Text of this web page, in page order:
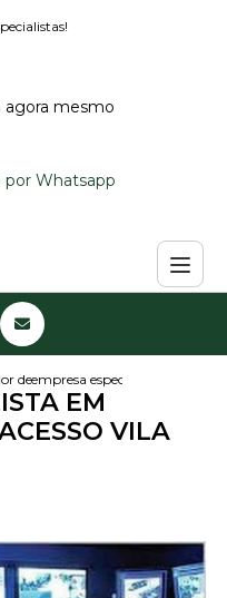
agora mesmo
por Whatsapp
de acesso portaria
empresa especialista em
EM
VILA